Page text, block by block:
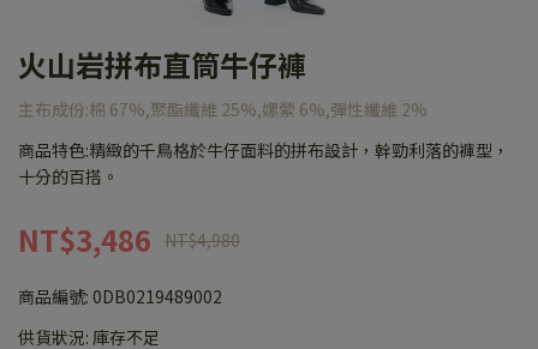
火山岩拼布直筒牛仔褲
主布成份:棉 67%,聚酯纖維 25%,嫘縈 6%,彈性纖維 2%
商品特色:精緻的千鳥格於牛仔面料的拼布設計，幹勁利落的褲型，
十分的百搭。
NT$3,486 NT$4,980
商品編號: 0DB0219489002
供貨狀況: 庫存不足